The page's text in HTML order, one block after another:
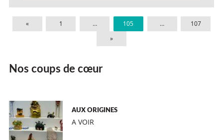
« 1 … 105 …
107
»
Nos coups de cœur
AUX ORIGINES
A VOIR